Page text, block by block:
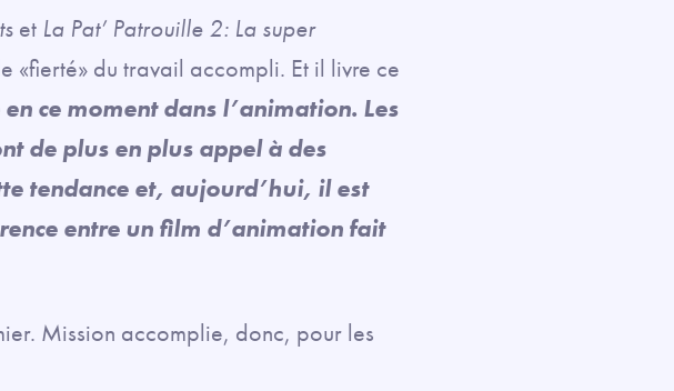
et La Pat’ Patrouille 2: La super
du travail accompli. Et il livre ce
ce moment dans l’animation. Les
de plus en plus appel à des
tendance et, aujourd’hui, il est
entre un film d’animation fait
Mission accomplie, donc, pour les